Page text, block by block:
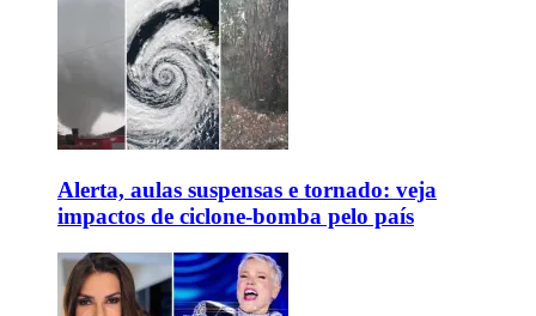
Alerta, aulas suspensas e tornado: veja
impactos de ciclone-bomba pelo país